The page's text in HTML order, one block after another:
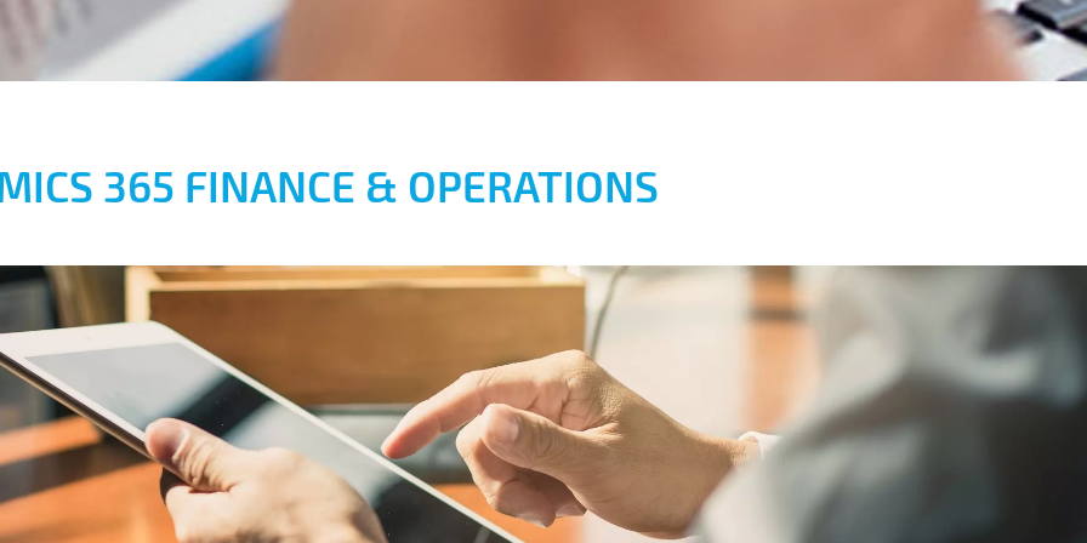
365 FINANCE & OPERATIONS